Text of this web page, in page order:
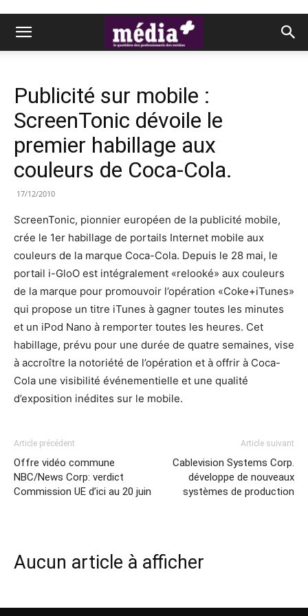
Publicité sur mobile :
ScreenTonic dévoile le
premier habillage aux
couleurs de Coca-Cola.
17/12/2010
ScreenTonic, pionnier européen de la publicité mobile,
crée le 1er habillage de portails Internet mobile aux
couleurs de la marque Coca-Cola. Depuis le 28 mai, le
portail i-GloO est intégralement «relooké» aux couleurs
de la marque pour promouvoir l’opération «Coke+iTunes»
qui propose un titre iTunes à gagner toutes les minutes
et un iPod Nano à remporter toutes les heures. Cet
habillage, prévu pour une durée de quatre semaines, vise
à accroître la notoriété de l’opération et à offrir à Coca-
Cola une visibilité événementielle et une qualité
d’exposition inédites sur le mobile.
Article précédent
Offre vidéo commune
NBC/News Corp: verdict
Commission UE d’ici au 20 juin
Article suivant
Cablevision Systems Corp.
développe de nouveaux
systèmes de production
Aucun article à afficher